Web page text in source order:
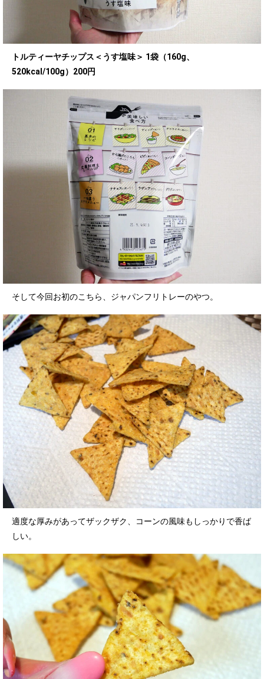
トルティーヤチップス＜うす塩味＞ 1袋（160g、
520kcal/100g）200円
そして今回お初のこちら、ジャパンフリトレーのやつ。
適度な厚みがあってザックザク、コーンの風味もしっかりで香ば
しい。